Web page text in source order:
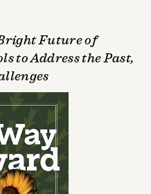
Future of
to Address the Past,